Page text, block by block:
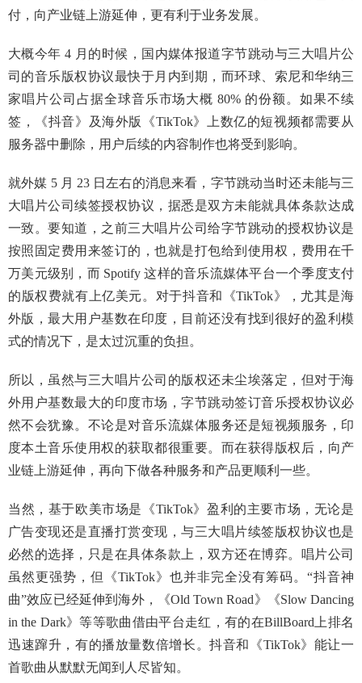
付，向产业链上游延伸，更有利于业务发展。
大概今年 4 月的时候，国内媒体报道字节跳动与三大唱片公
司的音乐版权协议最快于月内到期，而环球、索尼和华纳三
家唱片公司占据全球音乐市场大概 80% 的份额。如果不续
签，《抖音》及海外版《TikTok》上数亿的短视频都需要从
服务器中删除，用户后续的内容制作也将受到影响。
就外媒 5 月 23 日左右的消息来看，字节跳动当时还未能与三
大唱片公司续签授权协议，据悉是双方未能就具体条款达成
一致。要知道，之前三大唱片公司给字节跳动的授权协议是
按照固定费用来签订的，也就是打包给到使用权，费用在千
万美元级别，而 Spotify 这样的音乐流媒体平台一个季度支付
的版权费就有上亿美元。对于抖音和《TikTok》，尤其是海
外版，最大用户基数在印度，目前还没有找到很好的盈利模
式的情况下，是太过沉重的负担。
所以，虽然与三大唱片公司的版权还未尘埃落定，但对于海
外用户基数最大的印度市场，字节跳动签订音乐授权协议必
然不会犹豫。不论是对音乐流媒体服务还是短视频服务，印
度本土音乐使用权的获取都很重要。而在获得版权后，向产
业链上游延伸，再向下做各种服务和产品更顺利一些。
当然，基于欧美市场是《TikTok》盈利的主要市场，无论是
广告变现还是直播打赏变现，与三大唱片续签版权协议也是
必然的选择，只是在具体条款上，双方还在博弈。唱片公司
虽然更强势，但《TikTok》也并非完全没有筹码。“抖音神
曲”效应已经延伸到海外，《Old Town Road》《Slow Dancing
in the Dark》等等歌曲借由平台走红，有的在BillBoard上排名
迅速蹿升，有的播放量数倍增长。抖音和《TikTok》能让一
首歌曲从默默无闻到人尽皆知。